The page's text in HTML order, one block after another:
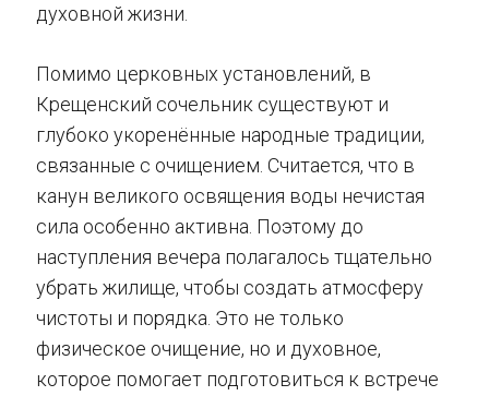
духовной жизни.
Помимо церковных установлений, в
Крещенский сочельник существуют и
глубоко укоренённые народные традиции,
связанные с очищением. Считается, что в
канун великого освящения воды нечистая
сила особенно активна. Поэтому до
наступления вечера полагалось тщательно
убрать жилище, чтобы создать атмосферу
чистоты и порядка. Это не только
физическое очищение, но и духовное,
которое помогает подготовиться к встрече